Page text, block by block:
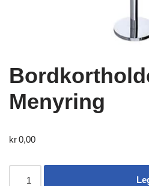
Menyring
kr0,00